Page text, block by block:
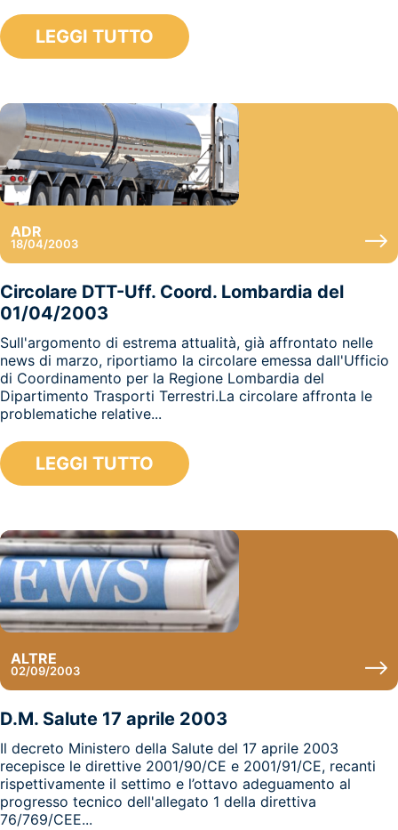
LEGGI TUTTO
ADR
18/04/2003
Circolare DTT-Uff. Coord. Lombardia del
01/04/2003
Sull'argomento di estrema attualità, già affrontato nelle
news di marzo, riportiamo la circolare emessa dall'Ufficio
di Coordinamento per la Regione Lombardia del
Dipartimento Trasporti Terrestri.La circolare affronta le
problematiche relative...
LEGGI TUTTO
ALTRE
02/09/2003
D.M. Salute 17 aprile 2003
Il decreto Ministero della Salute del 17 aprile 2003
recepisce le direttive 2001/90/CE e 2001/91/CE, recanti
rispettivamente il settimo e l’ottavo adeguamento al
progresso tecnico dell'allegato 1 della direttiva
76/769/CEE...